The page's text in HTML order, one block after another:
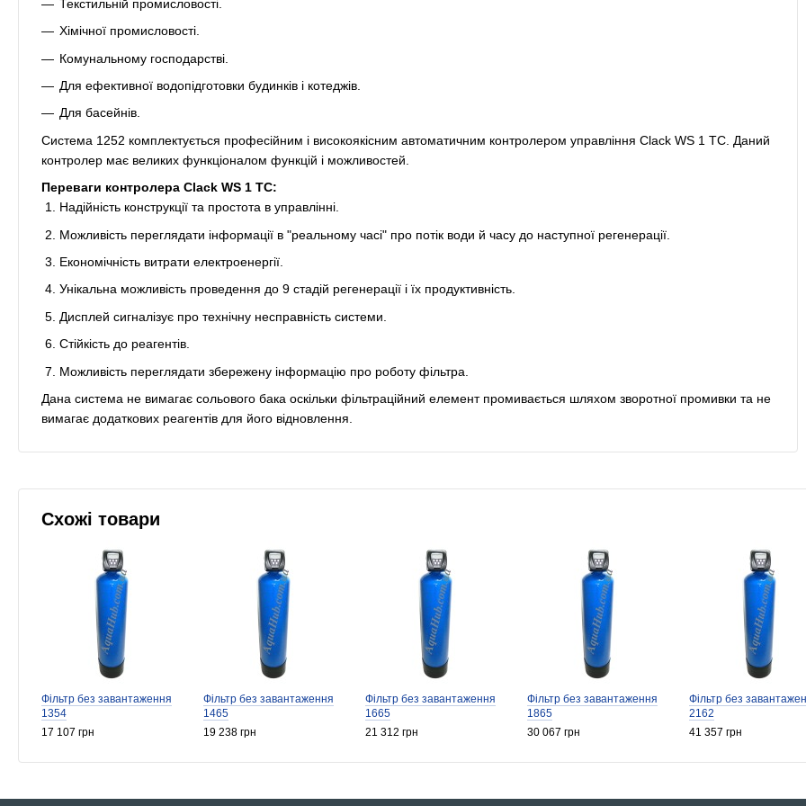
Текстильній промисловості.
Хімічної промисловості.
Комунальному господарстві.
Для ефективної водопідготовки будинків і котеджів.
Для басейнів.
Система 1252 комплектується професійним і високоякісним автоматичним контролером управління Clack WS 1 TC. Даний
контролер має великих функціоналом функцій і можливостей.
Переваги контролера Clack WS 1 TC:
Надійність конструкції та простота в управлінні.
Можливість переглядати інформації в "реальному часі" про потік води й часу до наступної регенерації.
Економічність витрати електроенергії.
Унікальна можливість проведення до 9 стадій регенерації і їх продуктивність.
Дисплей сигналізує про технічну несправність системи.
Стійкість до реагентів.
Можливість переглядати збережену інформацію про роботу фільтра.
Дана система не вимагає сольового бака оскільки фільтраційний елемент промивається шляхом зворотної промивки та не
вимагає додаткових реагентів для його відновлення.
Схожі товари
Фільтр без завантаження
1354
17 107 грн
Фільтр без завантаження
1465
19 238 грн
Фільтр без завантаження
1665
21 312 грн
Фільтр без завантаження
1865
30 067 грн
Фільтр без
2162
41 357 грн